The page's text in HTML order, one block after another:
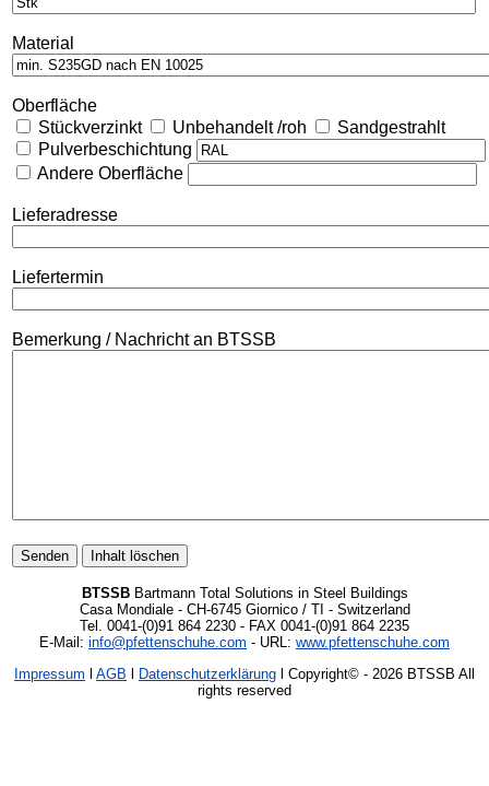
Material
Oberfläche
Stückverzinkt
Unbehandelt /roh
Sandgestrahlt
Pulverbeschichtung
Andere Oberfläche
Lieferadresse
Liefertermin
Bemerkung / Nachricht an BTSSB
BTSSBBartmann Total Solutions in Steel Buildings
Casa Mondiale - CH-6745 Giornico / TI - Switzerland
Tel. 0041-(0)91 864 2230 - FAX 0041-(0)91 864 2235
E-Mail: info@pfettenschuhe.com - URL: www.pfettenschuhe.com
Impressum l AGB l Datenschutzerklärung l Copyright© - 2026 BTSSB All
rights reserved